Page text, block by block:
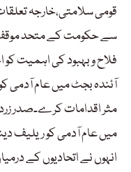
قومی سلامتی،خارجہ
سے حکومت کے متحد موقف
فلاح و بہبود کی اہمیت کو
آئندہ بجٹ میں عام آدمی
مثر اقدامات کرے۔صدر
میں عام آدمی کو ریلیف
انہوں نے اتحادیوں کے